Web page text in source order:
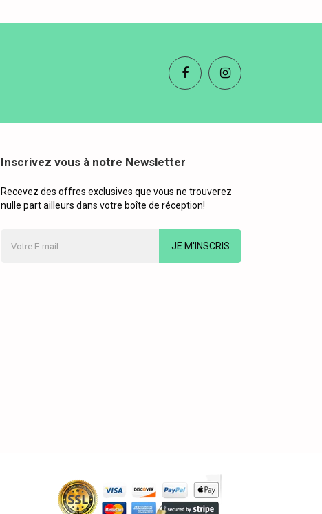
Inscrivez vous à notre Newsletter
Recevez des offres exclusives que vous ne trouverez
nulle part ailleurs dans votre boîte de réception!
JE M'INSCRIS